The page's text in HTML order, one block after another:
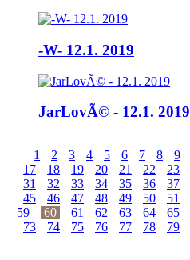
-W- 12.1. 2019
JarLovÃ© - 12.1. 2019
1 2 3 4 5 6 7 8 9
17
18 19 20 21 22 23
31
32 33 34 35 36 37
45
46 47 48 49 50 51
59
60 61 62 63 64 65
73
74 75 76 77 78 79